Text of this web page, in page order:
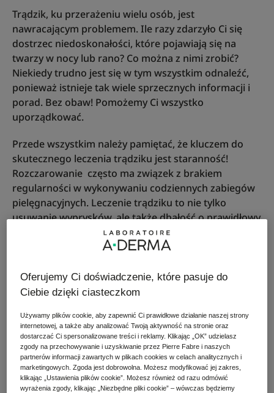
Trądzik, ku przerażeniu wielu osób, jest
nawracającym problemem. Ile razy zdarzyło Ci się
dostrzec niedoskonałości, które pojawiają się na
twarzy w nocy lub rano? Co można z nimi zrobić?
Niekiedy trudno jest się w tym wszystkim odnaleźć,
ponieważ istnieje tak wiele sprzecznych informacji i
porad. Bez obaw! Pomożemy Ci wszystko
uporządkować.
Przede wszystkim należy pamiętać, że kluczem do
skutecznego leczenia trądziku jest staranność!
Rozczarowanie często ma związek z brakiem
regularności w wykonywaniu codziennych zabiegów
pielęgnacyjnych. Leczenie trądziku to nie tylko
usuwanie wyprysków, ale także dbałość o prawidłowy
najważniejszych elementów.
Prosta i naturalna
pielęgnacja
przeciwtrądzikowa
Oferujemy Ci doświadczenie, które pasuje do
Ciebie dzięki ciasteczkom
Używamy plików cookie, aby zapewnić Ci prawidłowe działanie naszej strony
internetowej, a także aby analizować Twoją aktywność na stronie oraz
dostarczać Ci spersonalizowane treści i reklamy. Klikając „OK” udzielasz
zgody na przechowywanie i uzyskiwanie przez Pierre Fabre i naszych
partnerów informacji zawartych w plikach cookies w celach analitycznych i
marketingowych. Zgoda jest dobrowolna. Możesz modyfikować jej zakres,
klikając „Ustawienia plików cookie”. Możesz również od razu odmówić
wyrażenia zgody, klikając „Niezbędne pliki cookie” – wówczas będziemy